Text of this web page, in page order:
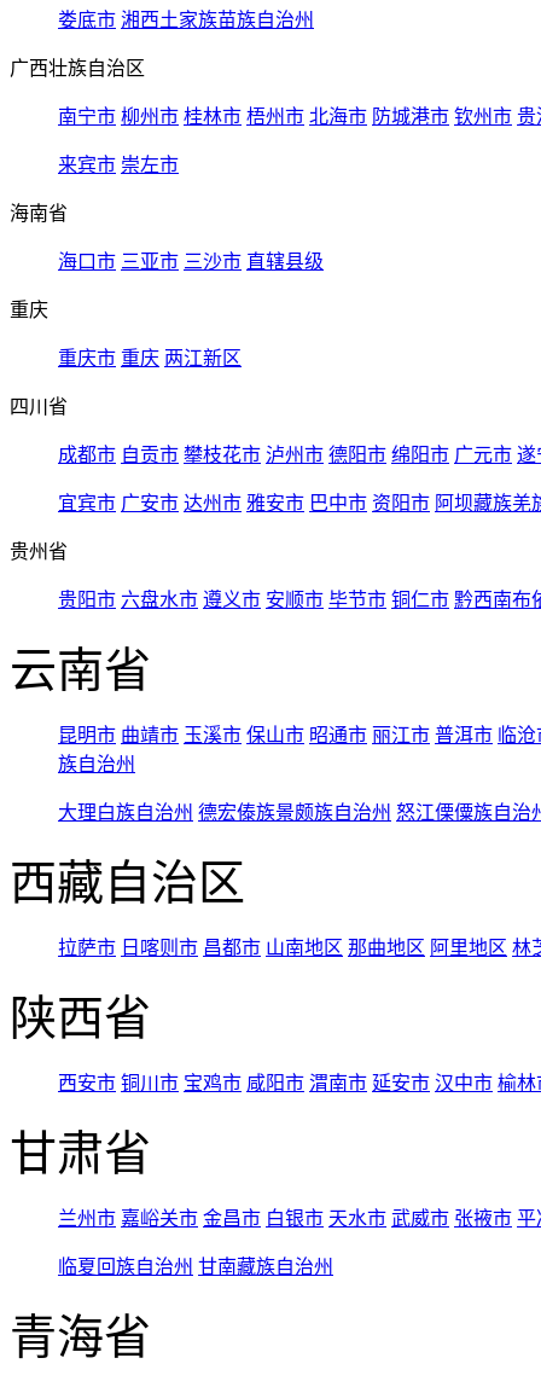
娄底市 湘西土家族苗族自治州
广西壮族自治区
南宁市 柳州市 桂林市 梧州市 北海市 防城港市 钦州市 贵
来宾市 崇左市
海南省
海口市 三亚市 三沙市 直辖县级
重庆
重庆市 重庆 两江新区
四川省
成都市 自贡市 攀枝花市 泸州市 德阳市 绵阳市 广元市 遂
宜宾市 广安市 达州市 雅安市 巴中市 资阳市 阿坝藏族羌
贵州省
贵阳市 六盘水市 遵义市 安顺市 毕节市 铜仁市 黔西南布
云南省
昆明市 曲靖市 玉溪市 保山市 昭通市 丽江市 普洱市 临
族自治州
大理白族自治州 德宏傣族景颇族自治州 怒江傈僳族自治
西藏自治区
拉萨市 日喀则市 昌都市 山南地区 那曲地区 阿里地区 林
陕西省
西安市 铜川市 宝鸡市 咸阳市 渭南市 延安市 汉中市 榆林
甘肃省
兰州市 嘉峪关市 金昌市 白银市 天水市 武威市 张掖市 平
临夏回族自治州 甘南藏族自治州
青海省